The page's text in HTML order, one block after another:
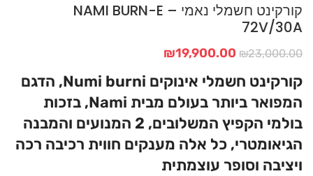
קורקינט חשמלי נאמי – NAMI BURN-E
72V/30A
₪23,000.00
המחיר
היה:
₪23,000.00.
₪19,900.00
הוא:
₪19,900.00.
קורקינט חשמלי אינוקים Numi burni, הדגם
המפואר ביותר בעולם מבית Nami, בזכות
בולמי הקפיץ המשלובים, 2 המנועים והמבנה
הגיאומטרי, כל אלה מענקים חווית רכיבה רכה
ויציבה וסופר עוצמתית